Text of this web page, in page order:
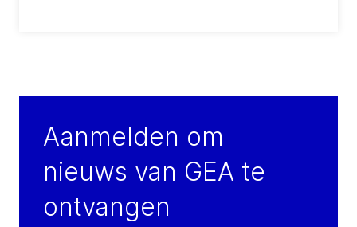
Aanmelden om
nieuws van GEA te
ontvangen